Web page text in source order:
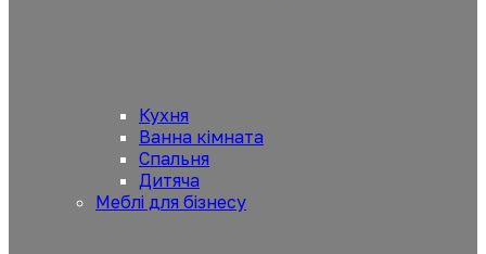
Кухня
Ванна кімната
Спальня
Дитяча
Меблі для бізнесу